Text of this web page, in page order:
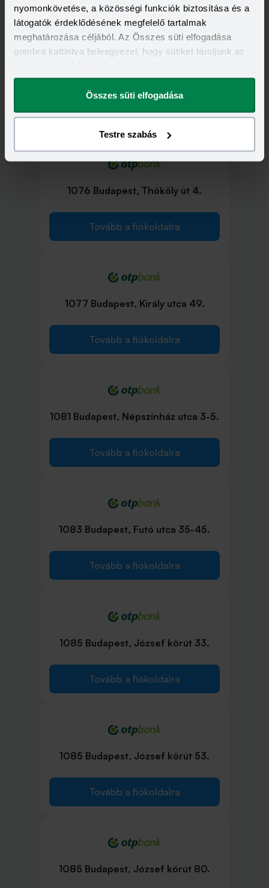
nyomonkövetése, a közösségi funkciók biztosítása és a
látogatók érdeklődésének megfelelő tartalmak
meghatározása céljából. Az Összes süti elfogadása
gombra kattintva beleegyezel, hogy sütiket tároljunk az
megváltoztathatod.
Összes süti elfogadása
Testre szabás
1075 Budapest, Károly körút 25.
Tovább a fiókoldalra
1076 Budapest, Thököly út 4.
Tovább a fiókoldalra
1077 Budapest, Király utca 49.
Tovább a fiókoldalra
1081 Budapest, Népszínház utca 3-5.
Tovább a fiókoldalra
1083 Budapest, Futó utca 35-45.
Tovább a fiókoldalra
1085 Budapest, József körút 33.
Tovább a fiókoldalra
1085 Budapest, József körút 53.
Tovább a fiókoldalra
1085 Budapest, József körút 80.